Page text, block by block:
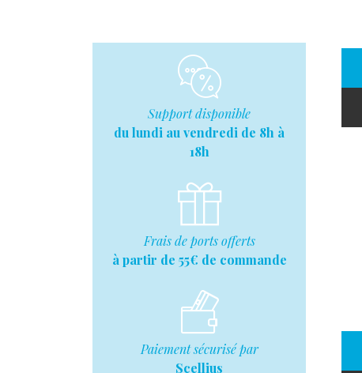
Support disponible
du lundi au vendredi de 8h à
18h
Frais de ports offerts
à partir de 55€ de commande
Paiement sécurisé par
Scellius